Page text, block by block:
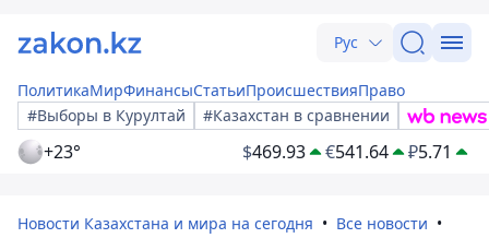
Рус
ПолитикаМирФинансыСтатьиПроисшествияПраво
#Выборы в Курултай
#Казахстан в сравнении
+23° $469.93 €541.64 ₽5.71
Новости Казахстана и мира на сегодня
Все новости